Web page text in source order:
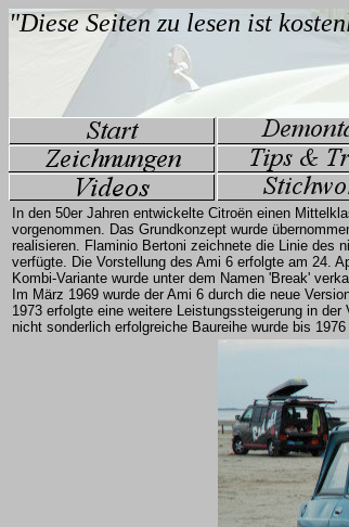
In den 50er Jahren entwickelte Citroën einen
vorgenommen. Das Grundkonzept wurde
realisieren. Flaminio Bertoni zeichnete die Linie des
verfügte. Die Vorstellung des Ami 6 erfolgte am 24.
Kombi-Variante wurde unter dem Namen 'Break'
Im März 1969 wurde der Ami 6 durch die neue
1973 erfolgte eine weitere Leistungssteigerung in
nicht sonderlich erfolgreiche Baureihe wurde bis 1976